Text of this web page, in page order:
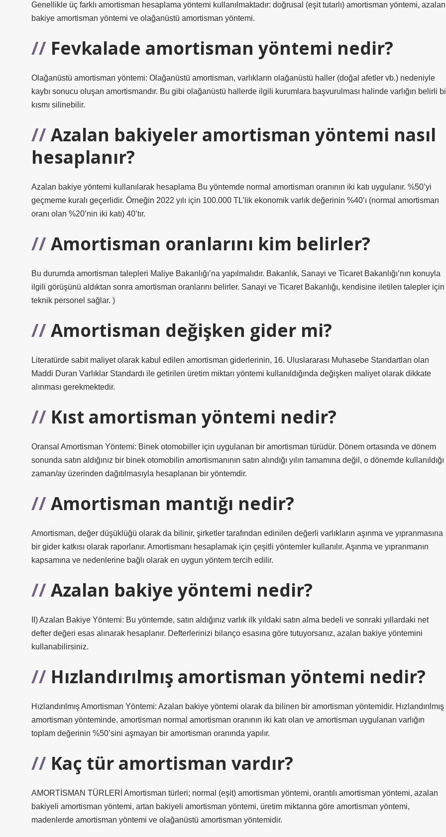
Genellikle üç farklı amortisman hesaplama yöntemi kullanılmaktadır: doğrusal (eşit tutarlı) amortisman yöntemi, azalan
bakiye amortisman yöntemi ve olağanüstü amortisman yöntemi.
Fevkalade amortisman yöntemi nedir?
Olağanüstü amortisman yöntemi: Olağanüstü amortisman, varlıkların olağanüstü haller (doğal afetler vb.) nedeniyle
kaybı sonucu oluşan amortismandır. Bu gibi olağanüstü hallerde ilgili kurumlara başvurulması halinde varlığın belirli
kısmı silinebilir.
Azalan bakiyeler amortisman yöntemi nasıl
hesaplanır?
Azalan bakiye yöntemi kullanılarak hesaplama Bu yöntemde normal amortisman oranının iki katı uygulanır. %50’yi
geçmeme kuralı geçerlidir. Örneğin 2022 yılı için 100.000 TL’lik ekonomik varlık değerinin %40’ı (normal amortisman
oranı olan %20’nin iki katı) 40’tır.
Amortisman oranlarını kim belirler?
Bu durumda amortisman talepleri Maliye Bakanlığı’na yapılmalıdır. Bakanlık, Sanayi ve Ticaret Bakanlığı’nın konuyla
ilgili görüşünü aldıktan sonra amortisman oranlarını belirler. Sanayi ve Ticaret Bakanlığı, kendisine iletilen talepler için
teknik personel sağlar. )
Amortisman değişken gider mi?
Literatürde sabit maliyet olarak kabul edilen amortisman giderlerinin, 16. Uluslararası Muhasebe Standartları olan
Maddi Duran Varlıklar Standardı ile getirilen üretim miktarı yöntemi kullanıldığında değişken maliyet olarak dikkate
alınması gerekmektedir.
Kıst amortisman yöntemi nedir?
Oransal Amortisman Yöntemi: Binek otomobiller için uygulanan bir amortisman türüdür. Dönem ortasında ve dönem
sonunda satın aldığınız bir binek otomobilin amortismanının satın alındığı yılın tamamına değil, o dönemde kullanıldığı
zaman/ay üzerinden dağıtılmasıyla hesaplanan bir yöntemdir.
Amortisman mantığı nedir?
Amortisman, değer düşüklüğü olarak da bilinir, şirketler tarafından edinilen değerli varlıkların aşınma ve yıpranmasına
bir gider katkısı olarak raporlanır. Amortismanı hesaplamak için çeşitli yöntemler kullanılır. Aşınma ve yıpranmanın
kapsamına ve nedenlerine bağlı olarak en uygun yöntem tercih edilir.
Azalan bakiye yöntemi nedir?
II) Azalan Bakiye Yöntemi: Bu yöntemde, satın aldığınız varlık ilk yıldaki satın alma bedeli ve sonraki yıllardaki net
defter değeri esas alınarak hesaplanır. Defterlerinizi bilanço esasına göre tutuyorsanız, azalan bakiye yöntemini
kullanabilirsiniz.
Hızlandırılmış amortisman yöntemi nedir?
Hızlandırılmış Amortisman Yöntemi: Azalan bakiye yöntemi olarak da bilinen bir amortisman yöntemidir. Hızlandırılmış
amortisman yönteminde, amortisman normal amortisman oranının iki katı olan ve amortisman uygulanan varlığın
toplam değerinin %50’sini aşmayan bir amortisman oranında yapılır.
Kaç tür amortisman vardır?
AMORTİSMAN TÜRLERİ Amortisman türleri; normal (eşit) amortisman yöntemi, orantılı amortisman yöntemi, azalan
bakiyeli amortisman yöntemi, artan bakiyeli amortisman yöntemi, üretim miktarına göre amortisman yöntemi,
madenlerde amortisman yöntemi ve olağanüstü amortisman yöntemidir.